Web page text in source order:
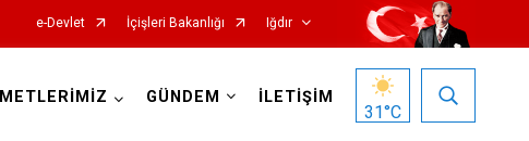
e-Devlet İçişleri Bakanlığı Iğdır
GÜNDEM İLETİŞİM
31°C